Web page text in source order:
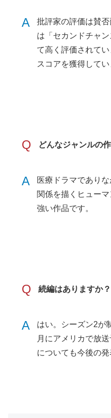
A
批評家の評価は賛
は「セカンドチャ
て高く評価されて
スコアを獲得してい
Q どんなジャンルの
A
医療ドラマであり
関係を描くヒュー
強い作品です。
Q 続編はありますか？
A
はい。シーズン2が
月にアメリカで放
についても今後の発